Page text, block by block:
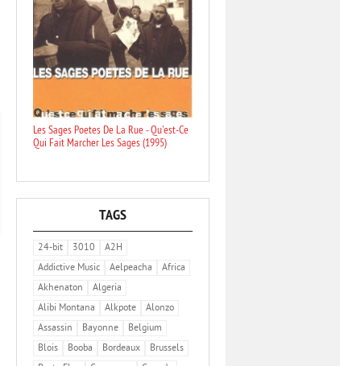
Les Sages Poetes De La Rue - Qu'est-Ce
Qui Fait Marcher Les Sages (1995)
TAGS
24-bit 3010
A2H
Addictive Music
Aelpeacha
Africa
Akhenaton
Algeria
Alibi Montana
Alkpote
Alonzo
Assassin
Bayonne
Belgium
Blois
Booba Bordeaux
Brussels